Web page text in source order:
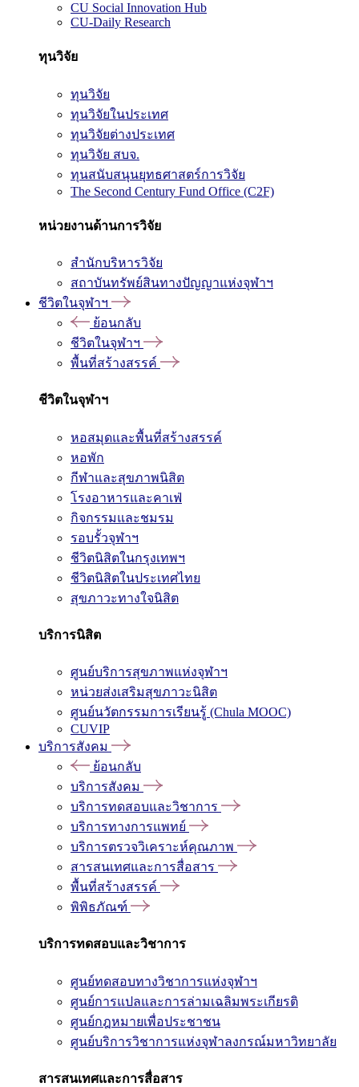
CU Social Innovation Hub
CU-Daily Research
ทุนวิจัย
ทุนวิจัย
ทุนวิจัยในประเทศ
ทุนวิจัยต่างประเทศ
ทุนวิจัย สบจ.
ทุนสนับสนุนยุทธศาสตร์การวิจัย
The Second Century Fund Office (C2F)
หน่วยงานด้านการวิจัย
สำนักบริหารวิจัย
สถาบันทรัพย์สินทางปัญญาแห่งจุฬาฯ
ชีวิตในจุฬาฯ
ย้อนกลับ
ชีวิตในจุฬาฯ
พื้นที่สร้างสรรค์
ชีวิตในจุฬาฯ
หอสมุดและพื้นที่สร้างสรรค์
หอพัก
กีฬาและสุขภาพนิสิต
โรงอาหารและคาเฟ่
กิจกรรมและชมรม
รอบรั้วจุฬาฯ
ชีวิตนิสิตในกรุงเทพฯ
ชีวิตนิสิตในประเทศไทย
สุขภาวะทางใจนิสิต
บริการนิสิต
ศูนย์บริการสุขภาพแห่งจุฬาฯ
หน่วยส่งเสริมสุขภาวะนิสิต
ศูนย์นวัตกรรมการเรียนรู้ (Chula MOOC)
CUVIP
บริการสังคม
ย้อนกลับ
บริการสังคม
บริการทดสอบและวิชาการ
บริการทางการแพทย์
บริการตรวจวิเคราะห์คุณภาพ
สารสนเทศและการสื่อสาร
พื้นที่สร้างสรรค์
พิพิธภัณฑ์
บริการทดสอบและวิชาการ
ศูนย์ทดสอบทางวิชาการแห่งจุฬาฯ
ศูนย์การแปลและการล่ามเฉลิมพระเกียรติ
ศูนย์กฎหมายเพื่อประชาชน
ศูนย์บริการวิชาการแห่งจุฬาลงกรณ์มหาวิทยาลัย
สารสนเทศและการสื่อสาร